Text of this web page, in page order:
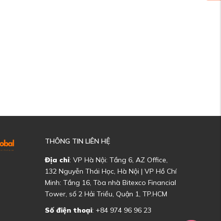
THÔNG TIN LIÊN HỆ
Địa chỉ: VP Hà Nội: Tầng 6, AZ Office,
132 Nguyễn Thái Học, Hà Nội | VP Hồ Chí
Minh: Tầng 16, Tòa nhà Bitexco Financial
Tower, số 2 Hải Triều, Quận 1, TP.HCM
Số điện thoại: +84 974 96 96 23